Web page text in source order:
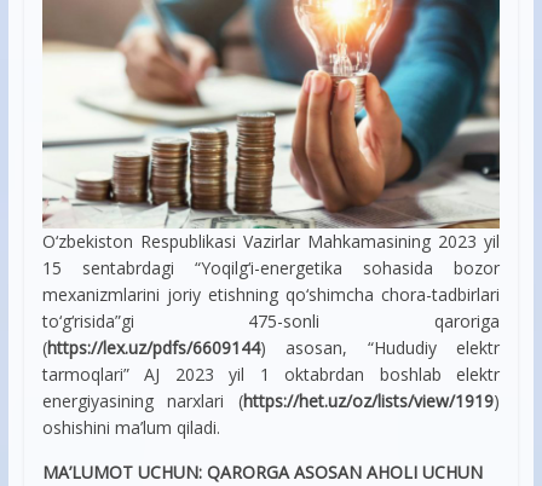
O‘zbekiston Respublikasi Vazirlar Mahkamasining 2023 yil
15 sentabrdagi “Yoqilg‘i-energetika sohasida bozor
mexanizmlarini joriy etishning qo‘shimcha chora-tadbirlari
to‘g‘risida”gi 475-sonli qaroriga
(https://lex.uz/pdfs/6609144) asosan, “Hududiy elektr
tarmoqlari” AJ 2023 yil 1 oktabrdan boshlab elektr
energiyasining narxlari (https://het.uz/oz/lists/view/1919)
oshishini ma’lum qiladi.
MA’LUMOT UCHUN: QARORGA ASOSAN AHOLI UCHUN